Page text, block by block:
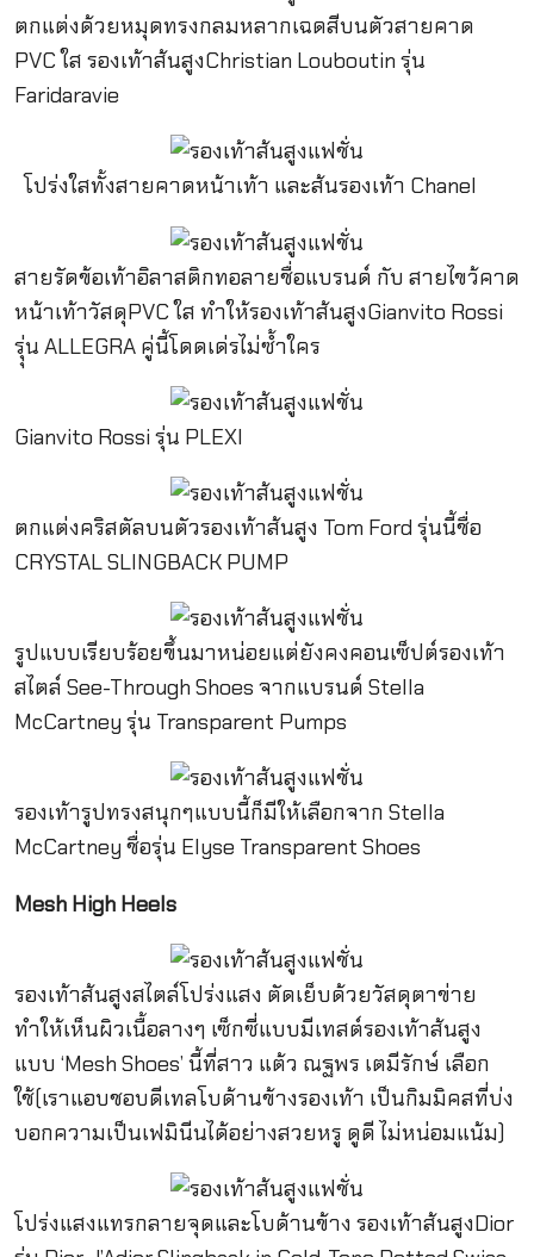
ตกแต่งด้วยหมุดทรงกลมหลากเฉดสีบนตัวสายคาด
PVC ใส รองเท้าส้นสูงChristian Louboutin รุ่น
Faridaravie
โปร่งใสทั้งสายคาดหน้าเท้า และส้นรองเท้า Chanel
สายรัดข้อเท้าอิลาสติกทอลายชื่อแบรนด์ กับ สายไขว้คาด
หน้าเท้าวัสดุPVC ใส ทำให้รองเท้าส้นสูงGianvito Rossi
รุุ่น ALLEGRA คู่นี้โดดเด่รไม่ซ้ำใคร
Gianvito Rossi รุ่น PLEXI
ตกแต่งคริสตัลบนตัวรองเท้าส้นสูง Tom Ford รุ่นนี้ชื่อ
CRYSTAL SLINGBACK PUMP
รูปแบบเรียบร้อยขึ้นมาหน่อยแต่ยังคงคอนเซ็ปต์รองเท้า
สไตล์ See-Through Shoes จากแบรนด์ Stella
McCartney รุ่น Transparent Pumps
รองเท้ารูปทรงสนุกๆแบบนี้ก็มีให้เลือกจาก Stella
McCartney ชื่อรุ่น Elyse Transparent Shoes
Mesh High Heels
รองเท้าส้นสูงสไตล์โปร่งแสง ตัดเย็บด้วยวัสดุตาข่าย
ทำให้เห็นผิวเนื้อลางๆ เซ็กซี่แบบมีเทสต์รองเท้าส้นสูง
แบบ ‘Mesh Shoes’ นี้ที่สาว แต้ว ณฐพร เตมีรักษ์ เลือก
ใช้(เราแอบชอบดีเทลโบด้านข้างรองเท้า เป็นกิมมิคสที่บ่ง
บอกความเป็นเฟมินีนได้อย่างสวยหรู ดูดี ไม่หน่อมแน้ม)
โปร่งแสงแทรกลายจุดและโบด้านข้าง รองเท้าส้นสูงDior